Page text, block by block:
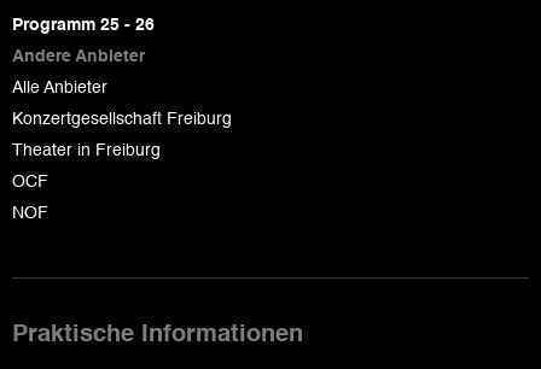
page
Programm 25 - 26
Andere Anbieter
Alle Anbieter
Konzertgesellschaft Freiburg
Theater in Freiburg
OCF
NOF
Praktische Informationen